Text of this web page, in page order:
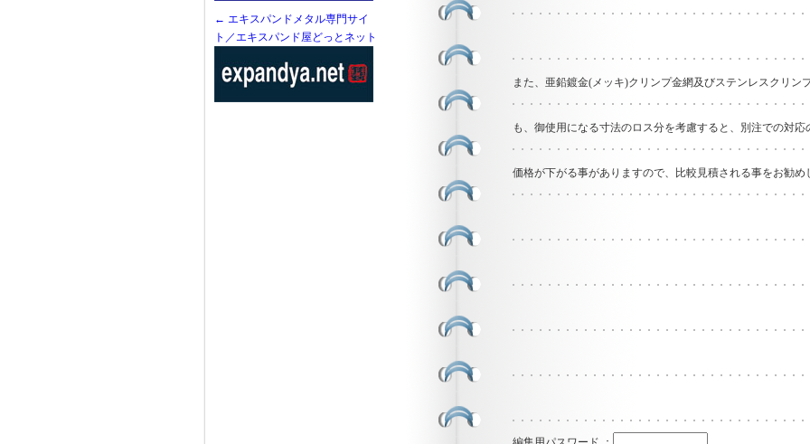
← エキスパンドメタル専門サイ
ト／エキスパンド屋どっとネット
また、亜鉛鍍金(メッキ)クリンプ金網及びステンレスクリン
も、御使用になる寸法のロス分を考慮すると、別注での対応
価格が下がる事がありますので、比較見積される事をお勧め